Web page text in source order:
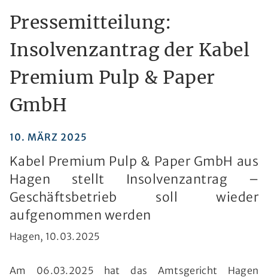
Pressemitteilung:
Insolvenzantrag der Kabel
Premium Pulp & Paper
GmbH
10. MÄRZ 2025
Kabel Premium Pulp & Paper GmbH aus
Hagen stellt Insolvenzantrag –
Geschäftsbetrieb soll wieder
aufgenommen werden
Hagen, 10.03.2025
Am 06.03.2025 hat das Amtsgericht Hagen